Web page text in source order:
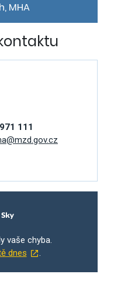
MHA
111
vaše chyba.
dnes